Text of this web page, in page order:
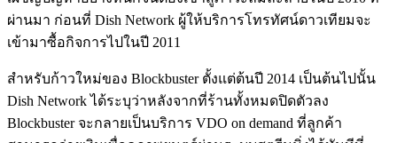
ผ่านมา ก่อนที่ Dish Network ผู้ให้บริการโทรทัศน์ดาวเทียมจะ
เข้ามาซื้อกิจการไปในปี 2011
สำหรับก้าวใหม่ของ Blockbuster ตั้งแต่ต้นปี 2014 เป็นต้นไปนั้น
Dish Network ได้ระบุว่าหลังจากที่ร้านทั้งหมดปิดตัวลง
Blockbuster จะกลายเป็นบริการ VDO on demand ที่ลูกค้า